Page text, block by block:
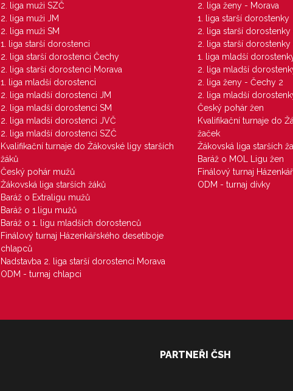
2. liga muži SZČ
2. liga muži JM
2. liga muži SM
1. liga starší dorostenci
2. liga starší dorostenci Čechy
2. liga starší dorostenci Morava
1. liga mladší dorostenci
2. liga mladší dorostenci JM
2. liga mladší dorostenci SM
2. liga mladší dorostenci JVČ
2. liga mladší dorostenci SZČ
Kvalifikační turnaje do Žákovské ligy starších
žáků
Český pohár mužů
Žákovská liga starších žáků
Baráž o Extraligu mužů
Baráž o 1.ligu mužů
Baráž o 1. ligu mladších dorostenců
Finálový turnaj Házenkářského desetiboje
chlapců
Nadstavba 2. liga starší dorostenci Morava
ODM - turnaj chlapci
2. liga ženy - Morava
1. liga starší dorostenky
2. liga starší
2. liga starší dorostenky
1. liga mladší
2. liga mladší
2. liga ženy - Čechy 2
2. liga mladší
Český pohár žen
Kvalifikační turnaje do
žaček
Žákovská liga starších
Baráž o MOL Ligu žen
Finálový turnaj
ODM - turnaj dívky
PARTNEŘI ČSH